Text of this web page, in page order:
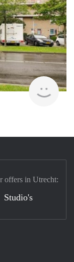
rent
offers in Utrecht:
Studio's